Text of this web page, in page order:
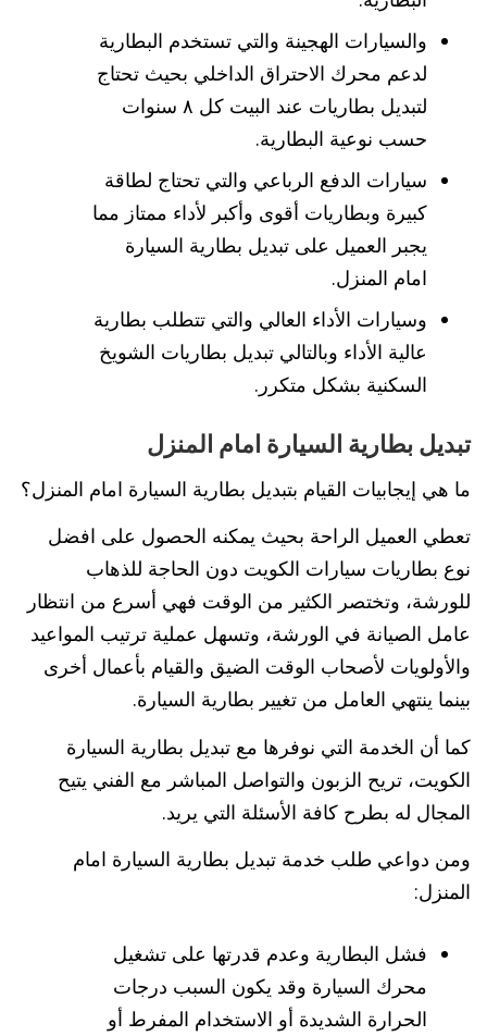
والسيارات الهجينة والتي تستخدم البطارية
لدعم محرك الاحتراق الداخلي بحيث تحتاج
لتبديل بطاريات عند البيت كل ٨ سنوات
حسب نوعية البطارية.
سيارات الدفع الرباعي والتي تحتاج لطاقة
كبيرة وبطاريات أقوى وأكبر لأداء ممتاز مما
يجبر العميل على تبديل بطارية السيارة
امام المنزل.
وسيارات الأداء العالي والتي تتطلب بطارية
عالية الأداء وبالتالي تبديل بطاريات الشويخ
السكنية بشكل متكرر.
تبديل بطارية السيارة امام المنزل
ما هي إيجابيات القيام بتبديل بطارية السيارة امام المنزل؟
تعطي العميل الراحة بحيث يمكنه الحصول على افضل
نوع بطاريات سيارات الكويت دون الحاجة للذهاب
للورشة، وتختصر الكثير من الوقت فهي أسرع من انتظار
عامل الصيانة في الورشة، وتسهل عملية ترتيب المواعيد
والأولويات لأصحاب الوقت الضيق والقيام بأعمال أخرى
بينما ينتهي العامل من تغيير بطارية السيارة.
كما أن الخدمة التي نوفرها مع تبديل بطارية السيارة
الكويت، تريح الزبون والتواصل المباشر مع الفني يتيح
المجال له بطرح كافة الأسئلة التي يريد.
ومن دواعي طلب خدمة تبديل بطارية السيارة امام
المنزل:
فشل البطارية وعدم قدرتها على تشغيل
محرك السيارة وقد يكون السبب درجات
الحرارة الشديدة أو الاستخدام المفرط أو